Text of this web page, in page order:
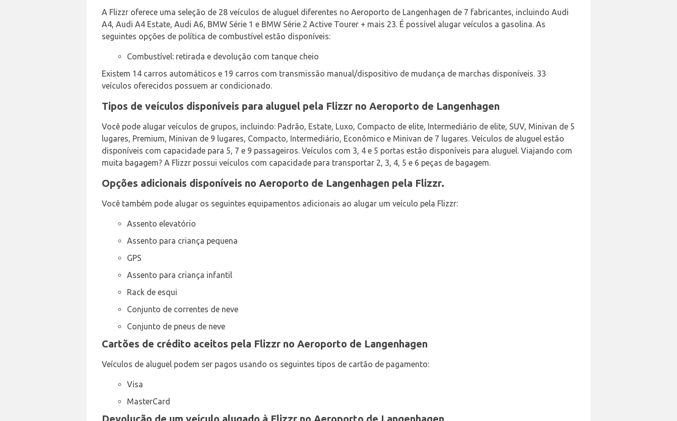
A Flizzr oferece uma seleção de 28 veículos de aluguel diferentes no Aeroporto de Langenhagen de 7 fabricantes, incluindo Audi
A4, Audi A4 Estate, Audi A6, BMW Série 1 e BMW Série 2 Active Tourer + mais 23. É possível alugar veículos a gasolina. As
seguintes opções de política de combustível estão disponíveis:
Combustível: retirada e devolução com tanque cheio
Existem 14 carros automáticos e 19 carros com transmissão manual/dispositivo de mudança de marchas disponíveis. 33
veículos oferecidos possuem ar condicionado.
Tipos de veículos disponíveis para aluguel pela Flizzr no Aeroporto de Langenhagen
Você pode alugar veículos de grupos, incluindo: Padrão, Estate, Luxo, Compacto de elite, Intermediário de elite, SUV, Minivan de 5
lugares, Premium, Minivan de 9 lugares, Compacto, Intermediário, Econômico e Minivan de 7 lugares. Veículos de aluguel estão
disponíveis com capacidade para 5, 7 e 9 passageiros. Veículos com 3, 4 e 5 portas estão disponíveis para aluguel. Viajando com
muita bagagem? A Flizzr possui veículos com capacidade para transportar 2, 3, 4, 5 e 6 peças de bagagem.
Opções adicionais disponíveis no Aeroporto de Langenhagen pela Flizzr.
Você também pode alugar os seguintes equipamentos adicionais ao alugar um veículo pela Flizzr:
Assento elevatório
Assento para criança pequena
GPS
Assento para criança infantil
Rack de esqui
Conjunto de correntes de neve
Conjunto de pneus de neve
Cartões de crédito aceitos pela Flizzr no Aeroporto de Langenhagen
Veículos de aluguel podem ser pagos usando os seguintes tipos de cartão de pagamento:
Visa
MasterCard